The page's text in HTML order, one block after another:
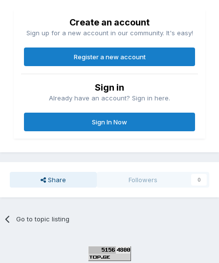
Create an account
Sign up for a new account in our community. It's easy!
Register a new account
Sign in
Already have an account? Sign in here.
Sign In Now
Share Followers 0
Go to topic listing